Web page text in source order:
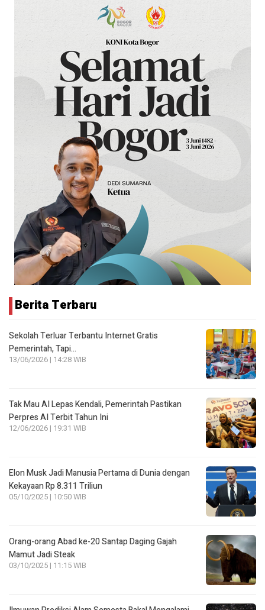
Berita Terbaru
Sekolah Terluar Terbantu Internet Gratis
Pemerintah, Tapi…
13/06/2026 | 14:28 WIB
Tak Mau AI Lepas Kendali, Pemerintah Pastikan
Perpres AI Terbit Tahun Ini
12/06/2026 | 19:31 WIB
Elon Musk Jadi Manusia Pertama di Dunia dengan
Kekayaan Rp 8.311 Triliun
05/10/2025 | 10:50 WIB
Orang-orang Abad ke-20 Santap Daging Gajah
Mamut Jadi Steak
03/10/2025 | 11:15 WIB